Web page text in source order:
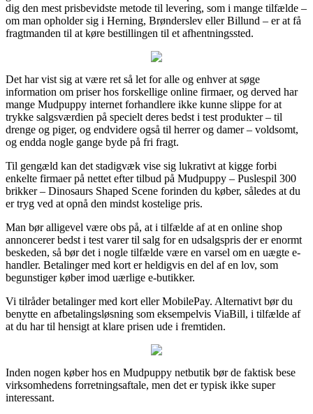
dig den mest prisbevidste metode til levering, som i mange tilfælde –
om man opholder sig i Herning, Brønderslev eller Billund – er at få
fragtmanden til at køre bestillingen til et afhentningssted.
Det har vist sig at være ret så let for alle og enhver at søge
information om priser hos forskellige online firmaer, og derved har
mange Mudpuppy internet forhandlere ikke kunne slippe for at
trykke salgsværdien på specielt deres bedst i test produkter – til
drenge og piger, og endvidere også til herrer og damer – voldsomt,
og endda nogle gange byde på fri fragt.
Til gengæld kan det stadigvæk vise sig lukrativt at kigge forbi
enkelte firmaer på nettet efter tilbud på Mudpuppy – Puslespil 300
brikker – Dinosaurs Shaped Scene forinden du køber, således at du
er tryg ved at opnå den mindst kostelige pris.
Man bør alligevel være obs på, at i tilfælde af at en online shop
annoncerer bedst i test varer til salg for en udsalgspris der er enormt
beskeden, så bør det i nogle tilfælde være en varsel om en uægte e-
handler. Betalinger med kort er heldigvis en del af en lov, som
begunstiger køber imod uærlige e-butikker.
Vi tilråder betalinger med kort eller MobilePay. Alternativt bør du
benytte en afbetalingsløsning som eksempelvis ViaBill, i tilfælde af
at du har til hensigt at klare prisen ude i fremtiden.
Inden nogen køber hos en Mudpuppy netbutik bør de faktisk bese
virksomhedens forretningsaftale, men det er typisk ikke super
interessant.